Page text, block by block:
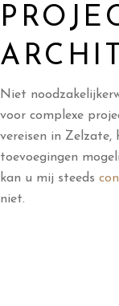
Niet
voor complexe
vereisen in Zelzate,
toevoegingen
kan u mij steeds
niet.